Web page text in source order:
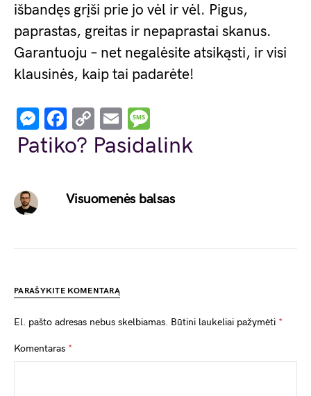
išbandęs grįši prie jo vėl ir vėl. Pigus,
paprastas, greitas ir nepaprastai skanus.
Garantuoju – net negalėsite atsikąsti, ir visi
klausinės, kaip tai padarėte!
Messenger
Facebook
Copy
Link
Email
Patiko? Pasidalink
Visuomenės balsas
PARAŠYKITE KOMENTARĄ
El. pašto adresas nebus skelbiamas. Būtini laukeliai pažymėti *
Komentaras *